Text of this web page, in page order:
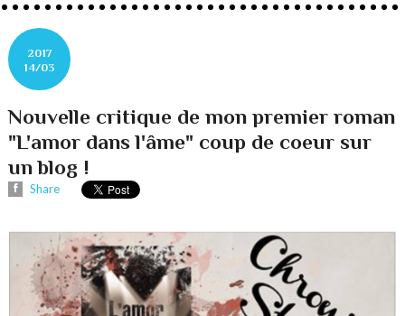
2017
14/03
Nouvelle critique de mon premier roman
"L'amor dans l'âme" coup de coeur sur
un blog !
Share